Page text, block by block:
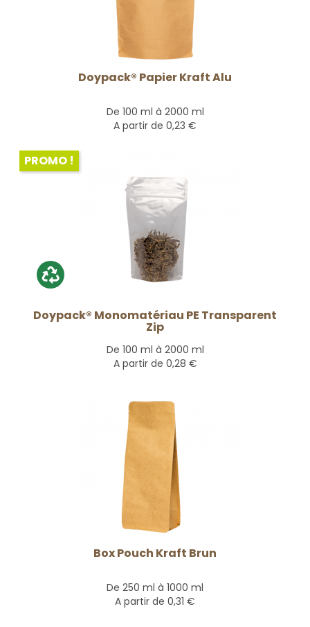
Doypack® Papier Kraft Alu
De 100 ml à 2000 ml
A partir de 0,23 €
Doypack® Monomatériau PE Transparent
Zip
De 100 ml à 2000 ml
A partir de 0,28 €
PROMO !
Box Pouch Kraft Brun
De 250 ml à 1000 ml
A partir de 0,31 €